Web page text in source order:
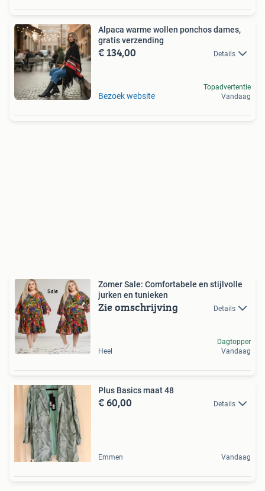
Alpaca warme wollen ponchos dames,
gratis verzending
€ 134,00 Details
Bezoek website
Topadvertentie
Vandaag
Zomer Sale: Comfortabele en stijlvolle
jurken en tunieken
Zie omschrijving Details
Heel
Dagtopper
Vandaag
Plus Basics maat 48
€ 60,00 Details
Emmen Vandaag